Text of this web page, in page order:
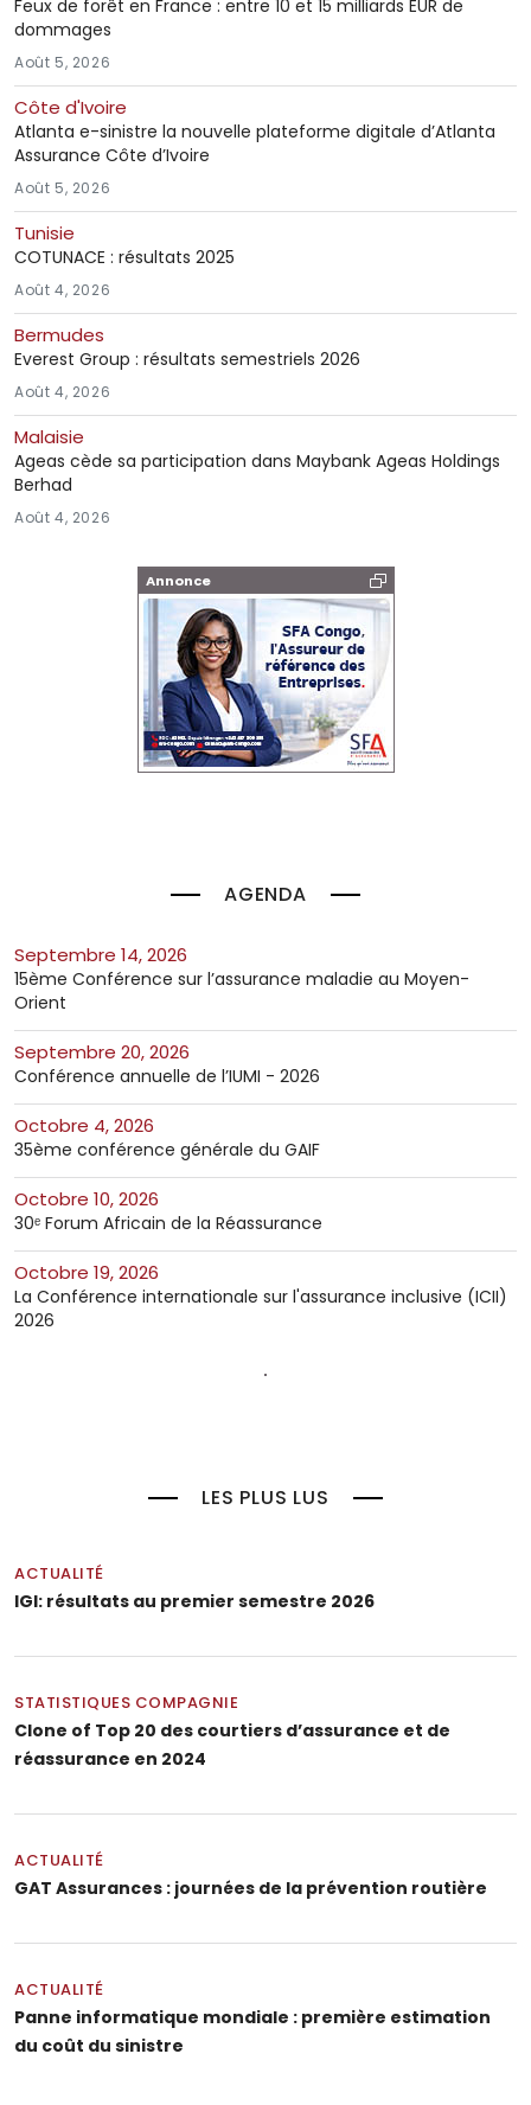
Annonce
AGENDA
septembre 14, 2026
15ème Conférence sur l’assurance maladie au Moyen-
Orient
septembre 20, 2026
Conférence annuelle de l’IUMI - 2026
octobre 4, 2026
35ème conférence générale du GAIF
octobre 10, 2026
30ᵉ Forum Africain de la Réassurance
octobre 19, 2026
La Conférence internationale sur l'assurance inclusive (ICII)
2026
LES PLUS LUS
ACTUALITÉ
IGI: résultats au premier semestre 2026
STATISTIQUES COMPAGNIE
Clone of Top 20 des courtiers d’assurance et de
réassurance en 2024
ACTUALITÉ
GAT Assurances : journées de la prévention routière
ACTUALITÉ
Panne informatique mondiale : première estimation
du coût du sinistre
Feux de forêt en France : entre 10 et 15 milliards EUR de
dommages
Août 5, 2026
Côte d'Ivoire
Atlanta e-sinistre la nouvelle plateforme digitale d’Atlanta
Assurance Côte d’Ivoire
Août 5, 2026
Tunisie
COTUNACE : résultats 2025
Août 4, 2026
Bermudes
Everest Group : résultats semestriels 2026
Août 4, 2026
Malaisie
Ageas cède sa participation dans Maybank Ageas Holdings
Berhad
Août 4, 2026